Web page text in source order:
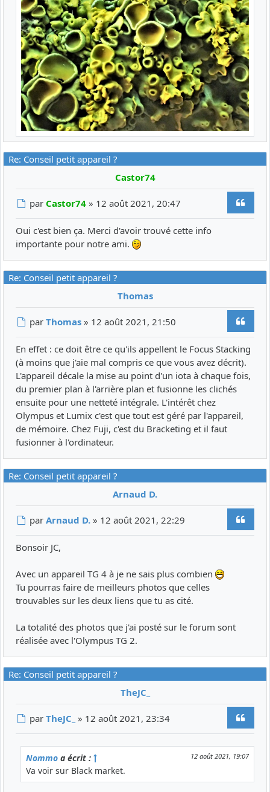
Re: Conseil petit appareil ?
Castor74
Message
par Castor74 » 12 août 2021, 20:47
Oui c'est bien ça. Merci d'avoir trouvé cette info
importante pour notre ami.
Re: Conseil petit appareil ?
Thomas
Message
parThomas » 12 août 2021, 21:50
En effet : ce doit être ce qu'ils appellent le Focus Stacking
(à moins que j'aie mal compris ce que vous avez décrit).
L'appareil décale la mise au point d'un iota à chaque fois,
du premier plan à l'arrière plan et fusionne les clichés
ensuite pour une netteté intégrale. L'intérêt chez
Olympus et Lumix c'est que tout est géré par l'appareil,
de mémoire. Chez Fuji, c'est du Bracketing et il faut
fusionner à l'ordinateur.
Re: Conseil petit appareil ?
Arnaud D.
Message
parArnaud D. » 12 août 2021, 22:29
Bonsoir JC,
Avec un appareil TG 4 à je ne sais plus combien
Tu pourras faire de meilleurs photos que celles
trouvables sur les deux liens que tu as cité.
La totalité des photos que j'ai posté sur le forum sont
réalisée avec l'Olympus TG 2.
Re: Conseil petit appareil ?
TheJC_
Message
parTheJC_ » 12 août 2021, 23:34
12 août 2021, 19:07
Nommo a écrit :
Va voir sur Black market.